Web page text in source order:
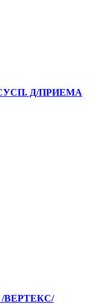
Д/ПРИЕМА
/ВЕРТЕКС/